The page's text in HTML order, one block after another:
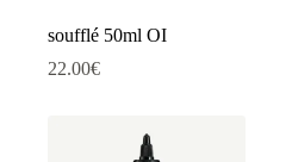
soufflé 50ml OI
22.00€